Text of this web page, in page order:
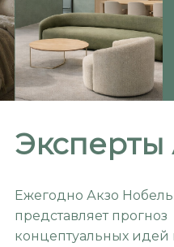
Эксперты
Ежегодно Акзо
представляет прогноз
концептуальных идей